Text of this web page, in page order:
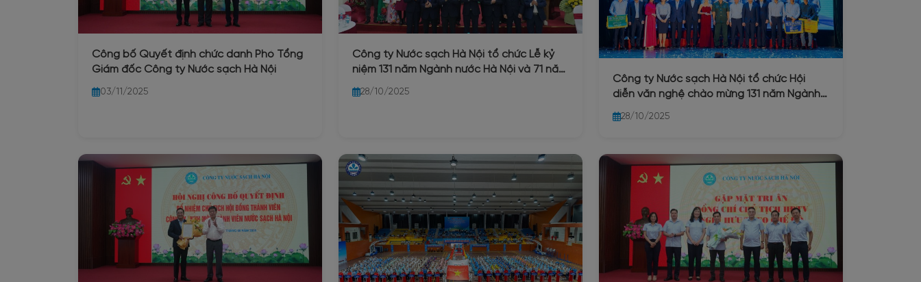
Công bố Quyết định chức danh Phó Tổng
Giám đốc Công ty Nước sạch Hà Nội
03/11/2025
Công ty Nước sạch Hà Nội tổ chức Lễ kỷ
niệm 131 năm Ngành nước Hà Nội và 71 năm
ngày truyền thống Công ty 25/10/2025
28/10/2025
Công ty Nước sạch Hà Nội tổ chức Hội
diễn văn nghệ chào mừng 131 năm Ngành
nước Hà Nội (1894 – 2025) và 71 năm ngày
thành lập Công ty Nước sạch Hà Nội
28/10/2025